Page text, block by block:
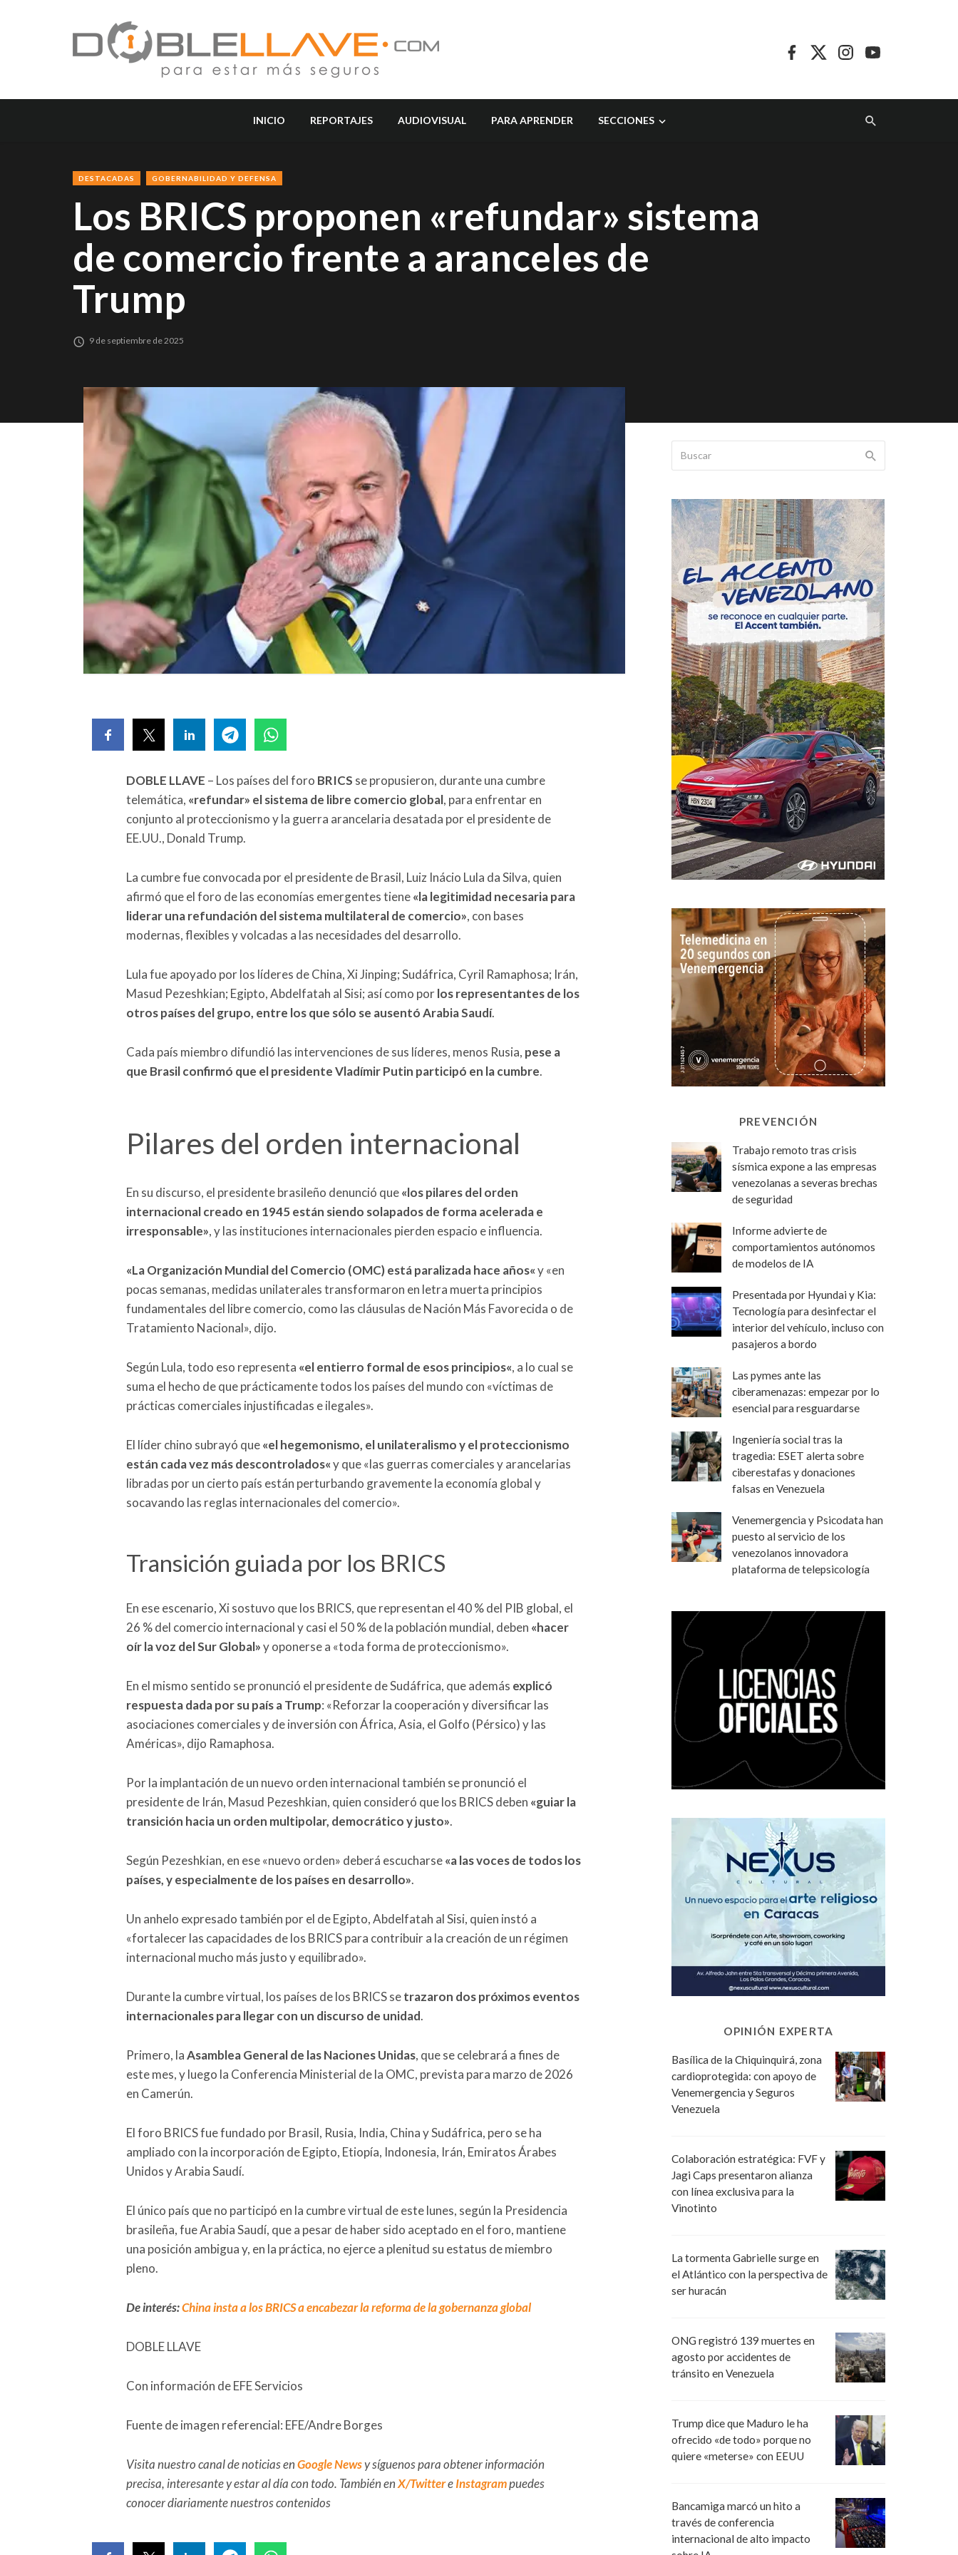
INICIO REPORTAJES AUDIOVISUAL PARA APRENDER SECCIONES
DESTACADAS GOBERNABILIDAD Y DEFENSA
Los BRICS proponen «refundar» sistema
de comercio frente a aranceles de
Trump
9 de septiembre de 2025
DOBLE LLAVE – Los países del foro BRICS se propusieron, durante una cumbre
telemática, «refundar» el sistema de libre comercio global, para enfrentar en
conjunto al proteccionismo y la guerra arancelaria desatada por el presidente de
EE.UU., Donald Trump.
La cumbre fue convocada por el presidente de Brasil, Luiz Inácio Lula da Silva, quien
afirmó que el foro de las economías emergentes tiene«la legitimidad necesaria para
liderar una refundación del sistema multilateral de comercio», con bases
modernas, flexibles y volcadas a las necesidades del desarrollo.
Lula fue apoyado por los líderes de China, Xi Jinping; Sudáfrica, Cyril Ramaphosa; Irán,
Masud Pezeshkian; Egipto, Abdelfatah al Sisi; así como porlos representantes de los
otros países del grupo, entre los que sólo se ausentó Arabia Saudí.
Cada país miembro difundió las intervenciones de sus líderes, menos Rusia, pese a
que Brasil confirmó que el presidente Vladímir Putin participó en la cumbre.
Pilares del orden internacional
En su discurso, el presidente brasileño denunció que«los pilares del orden
internacional creado en 1945 están siendo solapados de forma acelerada e
irresponsable», y las instituciones internacionales pierden espacio e influencia.
«La Organización Mundial del Comercio (OMC) está paralizada hace años«y «en
pocas semanas, medidas unilaterales transformaron en letra muerta principios
fundamentales del libre comercio, como las cláusulas de Nación Más Favorecida o de
Tratamiento Nacional», dijo.
Según Lula, todo eso representa «el entierro formal de esos principios«, a lo cual se
suma el hecho de que prácticamente todos los países del mundo con «víctimas de
prácticas comerciales injustificadas e ilegales».
El líder chino subrayó que«el hegemonismo, el unilateralismo y el proteccionismo
están cada vez más descontrolados«y que «las guerras comerciales y arancelarias
libradas por un cierto país están perturbando gravemente la economía global y
socavando las reglas internacionales del comercio».
Transición guiada por los BRICS
En ese escenario, Xi sostuvo que los BRICS, que representan el 40 % del PIB global, el
26 % del comercio internacional y casi el 50 % de la población mundial, deben «hacer
oír la voz del Sur Global»y oponerse a «toda forma de proteccionismo».
En el mismo sentido se pronunció el presidente de Sudáfrica, que además explicó
respuesta dada por su país a Trump: «Reforzar la cooperación y diversificar las
asociaciones comerciales y de inversión con África, Asia, el Golfo (Pérsico) y las
Américas», dijo Ramaphosa.
Por la implantación de un nuevo orden internacional también se pronunció el
presidente de Irán, Masud Pezeshkian, quien consideró que los BRICS deben «guiar la
transición hacia un orden multipolar, democrático y justo».
Según Pezeshkian, en ese «nuevo orden» deberá escucharse«a las voces de todos los
países, y especialmente de los países en desarrollo».
Un anhelo expresado también por el de Egipto, Abdelfatah al Sisi, quien instó a
«fortalecer las capacidades de los BRICS para contribuir a la creación de un régimen
internacional mucho más justo y equilibrado».
Durante la cumbre virtual, los países de los BRICS setrazaron dos próximos eventos
internacionales para llegar con un discurso de unidad.
Primero, laAsamblea General de las Naciones Unidas, que se celebrará a fines de
este mes, y luego la Conferencia Ministerial de la OMC, prevista para marzo de 2026
en Camerún.
El foro BRICS fue fundado por Brasil, Rusia, India, China y Sudáfrica, pero se ha
ampliado con la incorporación de Egipto, Etiopía, Indonesia, Irán, Emiratos Árabes
Unidos y Arabia Saudí.
El único país que no participó en la cumbre virtual de este lunes, según la Presidencia
brasileña, fue Arabia Saudí, que a pesar de haber sido aceptado en el foro, mantiene
una posición ambigua y, en la práctica, no ejerce a plenitud su estatus de miembro
pleno.
De interés:China insta a los BRICS a encabezar la reforma de la gobernanza global
DOBLE LLAVE
Con información de EFE Servicios
Fuente de imagen referencial: EFE/Andre Borges
Visita nuestro canal de noticias enGoogle Newsy síguenos para obtener información
precisa, interesante y estar al día con todo. También enX/TwittereInstagrampuedes
conocer diariamente nuestros contenidos
PREVENCIÓN
Trabajo remoto tras crisis
sísmica expone a las empresas
venezolanas a severas brechas
de seguridad
Informe advierte de
comportamientos autónomos
de modelos de IA
Presentada por Hyundai y Kia:
Tecnología para desinfectar el
interior del vehículo, incluso con
pasajeros a bordo
Las pymes ante las
ciberamenazas: empezar por lo
esencial para resguardarse
Ingeniería social tras la
tragedia: ESET alerta sobre
ciberestafas y donaciones
falsas en Venezuela
Venemergencia y Psicodata han
puesto al servicio de los
venezolanos innovadora
plataforma de telepsicología
OPINIÓN EXPERTA
Basílica de la Chiquinquirá, zona
cardioprotegida: con apoyo de
Venemergencia y Seguros
Venezuela
Colaboración estratégica: FVF y
Jagi Caps presentaron alianza
con línea exclusiva para la
Vinotinto
La tormenta Gabrielle surge en
el Atlántico con la perspectiva de
ser huracán
ONG registró 139 muertes en
agosto por accidentes de
tránsito en Venezuela
Trump dice que Maduro le ha
ofrecido «de todo» porque no
quiere «meterse» con EEUU
Bancamiga marcó un hito a
través de conferencia
internacional de alto impacto